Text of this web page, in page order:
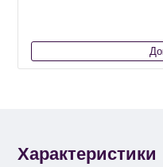
Характеристики